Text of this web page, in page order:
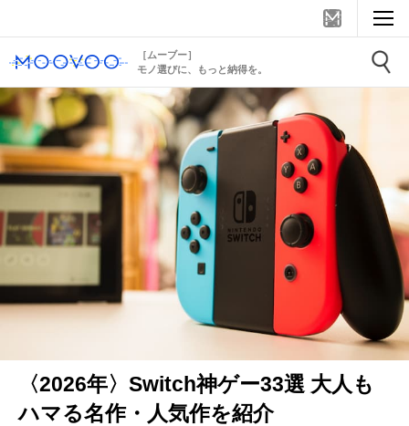
［ムーブー］
モノ選びに、もっと納得を。
〈2026年〉Switch神ゲー33選 大人も
ハマる名作・人気作を紹介